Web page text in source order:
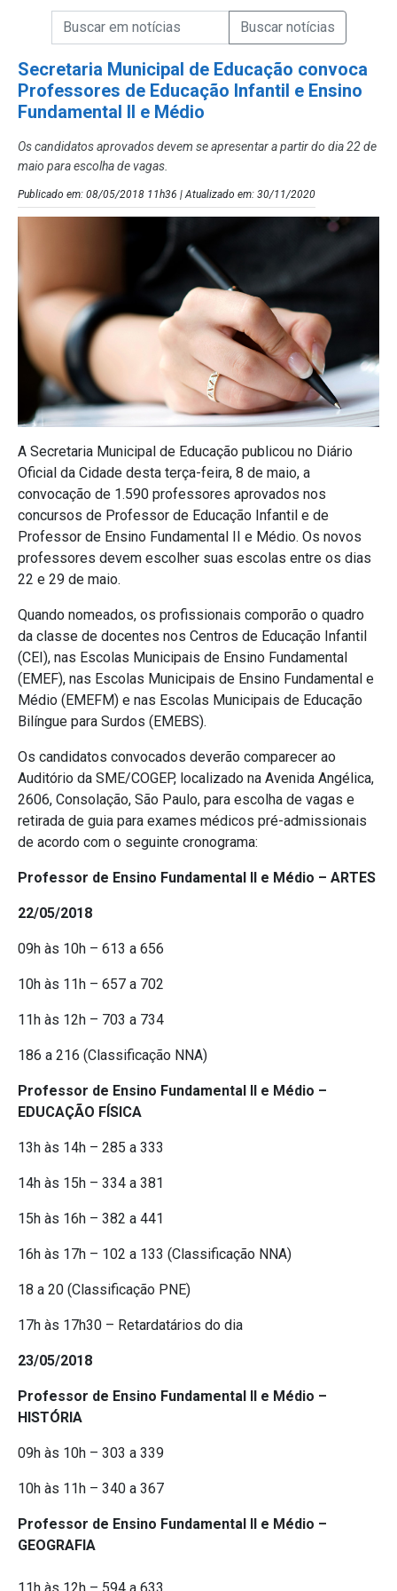
Campo de Busca de Notícias
Campo de Busca de informaçõesEnviar a Busca de Notícias
Secretaria Municipal de Educação convoca
Professores de Educação Infantil e Ensino
Fundamental II e Médio
Os candidatos aprovados devem se apresentar a partir do dia 22 de
maio para escolha de vagas.
Publicado em: 08/05/2018 11h36 | Atualizado em: 30/11/2020
A Secretaria Municipal de Educação publicou no Diário
Oficial da Cidade desta terça-feira, 8 de maio, a
convocação de 1.590 professores aprovados nos
concursos de Professor de Educação Infantil e de
Professor de Ensino Fundamental II e Médio. Os novos
professores devem escolher suas escolas entre os dias
22 e 29 de maio.
Quando nomeados, os profissionais comporão o quadro
da classe de docentes nos Centros de Educação Infantil
(CEI), nas Escolas Municipais de Ensino Fundamental
(EMEF), nas Escolas Municipais de Ensino Fundamental e
Médio (EMEFM) e nas Escolas Municipais de Educação
Bilíngue para Surdos (EMEBS).
Os candidatos convocados deverão comparecer ao
Auditório da SME/COGEP, localizado na Avenida Angélica,
2606, Consolação, São Paulo, para escolha de vagas e
retirada de guia para exames médicos pré-admissionais
de acordo com o seguinte cronograma:
Professor de Ensino Fundamental II e Médio – ARTES
22/05/2018
09h às 10h – 613 a 656
10h às 11h – 657 a 702
11h às 12h – 703 a 734
186 a 216 (Classificação NNA)
Professor de Ensino Fundamental II e Médio –
EDUCAÇÃO FÍSICA
13h às 14h – 285 a 333
14h às 15h – 334 a 381
15h às 16h – 382 a 441
16h às 17h – 102 a 133 (Classificação NNA)
18 a 20 (Classificação PNE)
17h às 17h30 – Retardatários do dia
23/05/2018
Professor de Ensino Fundamental II e Médio –
HISTÓRIA
09h às 10h – 303 a 339
10h às 11h – 340 a 367
Professor de Ensino Fundamental II e Médio –
GEOGRAFIA